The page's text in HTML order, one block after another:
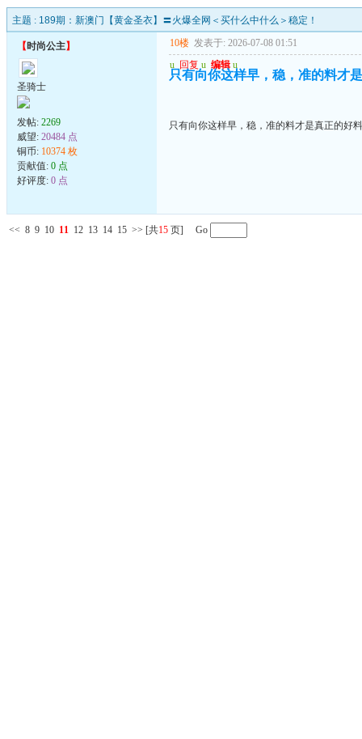
主题 : 189期：新澳门【黄金圣衣】〓火爆全网＜买什么中什么＞稳定！
【时尚公主】
圣骑士
发帖: 2269
威望: 20484 点
铜币: 10374 枚
贡献值: 0 点
好评度: 0 点
10楼 发表于: 2026-07-08 01:51
u 回复 u 编辑 u
只有向你这样早，稳，准的料才
只有向你这样早，稳，准的料才是真正的好料
<< 8 9 10 11 12 13 14 15 >> [共15 页] Go